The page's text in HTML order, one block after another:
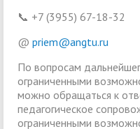
📞 +7 (3955) 67-18-32
@ priem@angtu.ru
По вопросам
ограниченными
можно обращаться к
педагогическое
ограниченными